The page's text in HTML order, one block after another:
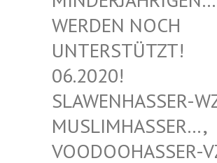
DEN NOCH UNT
ERSTÜTZT! 06.
2020! SLA
WENHASSER-WZ,
LIMHASSER…, VOO
DOOHASSER-VZ –